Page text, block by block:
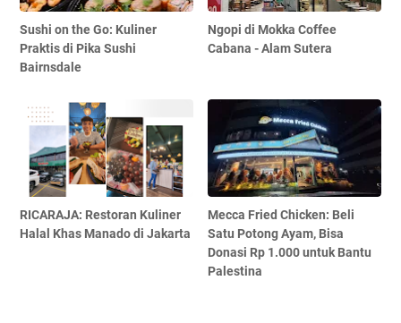
Sushi on the Go: Kuliner
Praktis di Pika Sushi
Bairnsdale
Ngopi di Mokka Coffee
Cabana - Alam Sutera
RICARAJA: Restoran Kuliner
Halal Khas Manado di Jakarta
Mecca Fried Chicken: Beli
Satu Potong Ayam, Bisa
Donasi Rp 1.000 untuk Bantu
Palestina